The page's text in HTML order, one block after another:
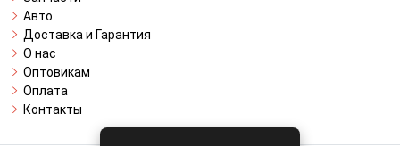
Авто
Доставка и Гарантия
О нас
Оптовикам
Оплата
Контакты